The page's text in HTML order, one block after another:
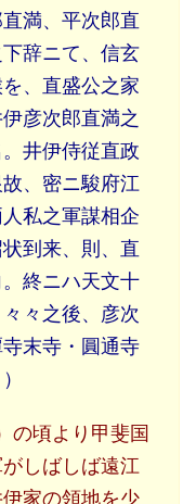
満、平次郎直
辞ニて、信玄
、直盛公之家
彦次郎直満之
井伊侍従直政
、密ニ駿府江
私之軍謀相企
到来、則、直
終ニハ天文十
々之後、彦次
末寺・圓通寺
の頃より甲斐国
しばしば遠江
家の領地を少